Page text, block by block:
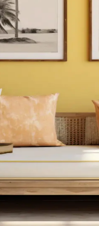
işlevsel ve estetik
Çözümleri
hem fonksiyonel
Çözümleri
monte raflar
Tasarım
depolamaya, sanat
alanları ön